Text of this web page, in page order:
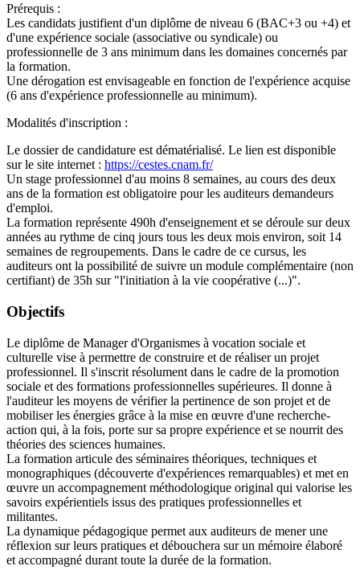
Prérequis :
Les candidats justifient d'un diplôme de niveau 6 (BAC+3 ou +4) et
d'une expérience sociale (associative ou syndicale) ou
professionnelle de 3 ans minimum dans les domaines concernés par
la formation.
Une dérogation est envisageable en fonction de l'expérience acquise
(6 ans d'expérience professionnelle au minimum).
Modalités d'inscription :
Le dossier de candidature est dématérialisé. Le lien est disponible
sur le site internet : https://cestes.cnam.fr/
Un stage professionnel d'au moins 8 semaines, au cours des deux
ans de la formation est obligatoire pour les auditeurs demandeurs
d'emploi.
La formation représente 490h d'enseignement et se déroule sur deux
années au rythme de cinq jours tous les deux mois environ, soit 14
semaines de regroupements. Dans le cadre de ce cursus, les
auditeurs ont la possibilité de suivre un module complémentaire (non
certifiant) de 35h sur "l'initiation à la vie coopérative (...)".
Objectifs
Le diplôme de Manager d'Organismes à vocation sociale et
culturelle vise à permettre de construire et de réaliser un projet
professionnel. Il s'inscrit résolument dans le cadre de la promotion
sociale et des formations professionnelles supérieures. Il donne à
l'auditeur les moyens de vérifier la pertinence de son projet et de
mobiliser les énergies grâce à la mise en œuvre d'une recherche-
action qui, à la fois, porte sur sa propre expérience et se nourrit des
théories des sciences humaines.
La formation articule des séminaires théoriques, techniques et
monographiques (découverte d'expériences remarquables) et met en
œuvre un accompagnement méthodologique original qui valorise les
savoirs expérientiels issus des pratiques professionnelles et
militantes.
La dynamique pédagogique permet aux auditeurs de mener une
réflexion sur leurs pratiques et débouchera sur un mémoire élaboré
et accompagné durant toute la durée de la formation.